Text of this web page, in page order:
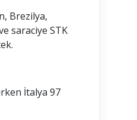
Brezilya,
saraciye STK
İtalya 97